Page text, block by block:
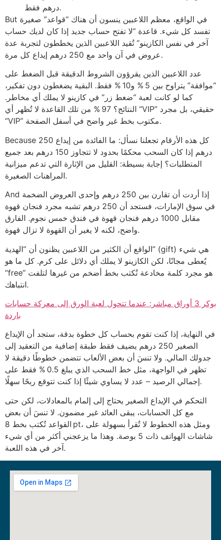
درهم فقط.
But في الواقع، معظم اللاعبين ينسون أن هناك “قواعد” صغيرة
تفسد كل شيء. قاعدة “لا تفتح حساب جديد إذا كان لديك حساب
آخر في نفس الكازينو” تُقيد اللاعبين الذين يخططون لتجربة عدة
عروض في آن واحد مع 250 درهم إيداع كل مرة.
عدد اللاعبين الذين يقرؤون الشروط الدقيقة قبل الضغط على
“موافقة” يتراوح بين 5 % و10 % فقط. البقية يضغطون دون تفكير،
كما لو كانت لعبة “ضغط زر” في كازينو لا يملك أي مخاطر.
النتائج؟ 97 % من تلك القاعدة لا تُظهر أي “VIP” حقيقي، بل مجرد
“VIP” مكتوب بخط غير واضح في أسفل الصفحة.
Because كل هذه الأرقام تجعلنا نسأل: ما الفائدة من إيداع 250
درهم إذا كان السحب محكمًا بحدود لا تتجاوز 150 درهم بعد جميع
المتطلبات؟ إجابة بسيطة: القليل من الإثارة التي تدعم ميزانية
المراهنات الصغيرة.
And إذا أردت أن تقارن بين 250 درهم وإحدى العروض الضخمة
في سوق الإمارات، فستجد أن 250 درهم تشبه مجرد فنجان قهوة
مقابل 1000 درهم فنجان قهوة في فندق خمس نجوم. الفارق
واضح، لكنه لا يغير أن القهوة لا تزال قهوة.
الواقع أن الكثير من اللاعبين يظنون أن “الهدية” (gift) هي شيء
يُعطى مجانًا، لكن الكازينو لا يملك أي دلائل على كرم. كل ما هو
“free” هو مجرد كلمة مخادعة تُكتب بخط أضخم من غيرها لتلفت
انتباهك.
بوكر 3 أوراق مباشر: عندما تتحول لعبة الورق إلى معركة حسابات
باردة
في النهاية، إذا كنت تقوم بحساب كل خطوة بدقة، ستجد أن الإيداع
الصغير 250 درهم يضيف فقط طبقة إضافية من التعقيد إلى
جدولك المالي. ولا تنسَ أن بعض الألعاب تتضمن خطوطًا دقيقة لا
تظهر في الواجهة، مثل خط السحب الذي يبلغ 0.5 % فقط على
إجمالي الرصيد – عدد لا يساوي شيئًا إذا كنت تتوقع ربحًا سهلًا.
التحكم في الإيداع الصغير يحتاج إلى إلمام بالمعادلات، لكن حتى
مع كل الحسابات، يبقى العائد غير مضمون. لا تنسَ أن بعض
القواعد تُكتب بخط 8 pt، ومثل هذه الخطوط لا تُقرأ بسهولة على
شاشات الهواتف ذات 5 بوصة. وهذا ما يزعجني أكثر من أي شيء
آخر في هذه اللعبة.